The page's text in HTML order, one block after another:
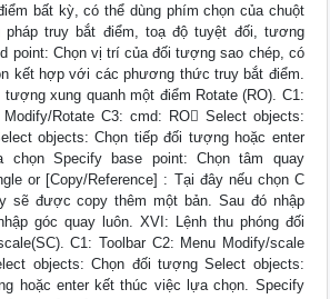
bất kỳ, có thể dùng phím chọn của chuột
pháp truy bắt điểm, toạ độ tuyệt đối, tương
point: Chọn vị trí của đối tượng sao chép, có
kết hợp với các phương thức truy bắt điểm.
xung quanh một điểm Rotate (RO). C1:
Modify/Rotate C3: cmd: RO Select objects:
objects: Chọn tiếp đối tượng hoặc enter
chọn Specify base point: Chọn tâm quay
or [Copy/Reference] : Tại đây nếu chọn C
sẽ được copy thêm một bản. Sau đó nhập
góc quay luôn. XVI: Lệnh thu phóng đối
C1: Toolbar C2: Menu Modify/scale
objects: Chọn đối tượng Select objects:
hoặc enter kết thúc việc lựa chọn. Specify